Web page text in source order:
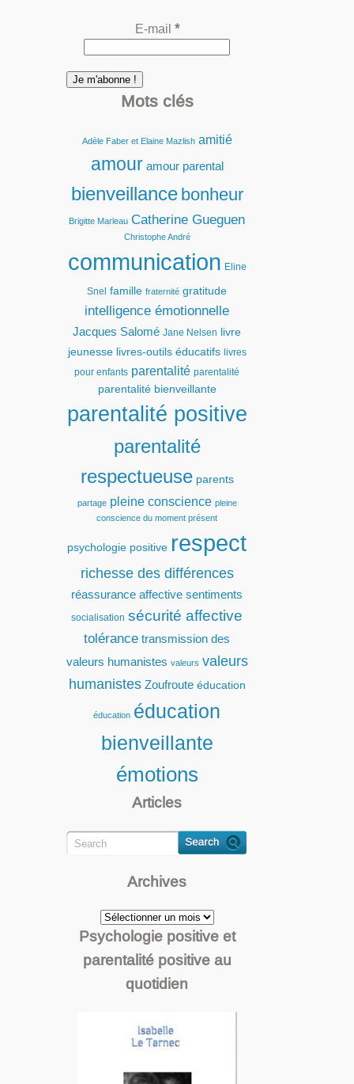
E-mail *
Mots clés
Adèle Faber et Elaine Mazlish amitié
amour amour parental
bienveillance bonheur
Brigitte Marleau Catherine Gueguen
Christophe André
communication Eline
Snel famille fraternité gratitude
intelligence émotionnelle
Jacques Salomé Jane Nelsen
livre
jeunesse livres-outils éducatifs livres
pour enfants parentalité parentalité
parentalité bienveillante
parentalité positive
parentalité
respectueuse parents
partage pleine conscience pleine
conscience du moment présent
psychologie positive respect
richesse des différences
réassurance affective sentiments
socialisation sécurité affective
tolérance transmission des
valeurs humanistes valeurs valeurs
humanistes Zoufroute éducation
éducation éducation
bienveillante
émotions
Articles
Archives
Archives
Psychologie positive et
parentalité positive au
quotidien